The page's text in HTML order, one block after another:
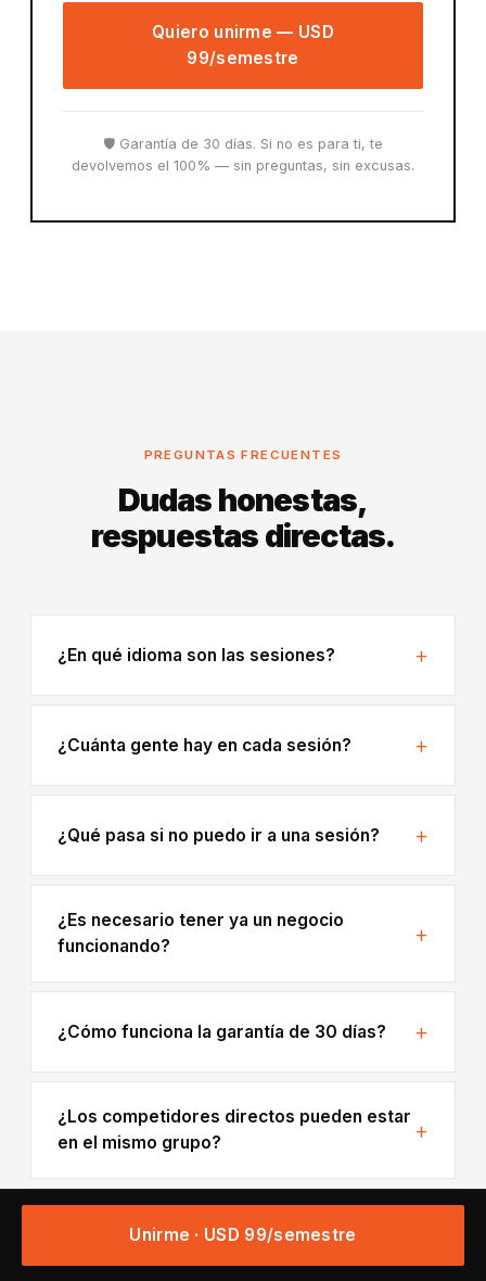
Quiero unirme — USD
99/semestre
🛡️ Garantía de 30 días. Si no es para ti, te
devolvemos el 100% — sin preguntas, sin excusas.
PREGUNTAS FRECUENTES
Dudas honestas,
respuestas directas.
¿En qué idioma son las sesiones?
¿Cuánta gente hay en cada sesión?
¿Qué pasa si no puedo ir a una sesión?
¿Es necesario tener ya un negocio
funcionando?
¿Cómo funciona la garantía de 30 días?
¿Los competidores directos pueden estar
en el mismo grupo?
¿De dónde viene el nombre "En la Arena"?
Unirme · USD 99/semestre